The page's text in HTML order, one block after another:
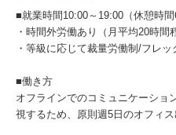
■就業時間10:00～19:00（休憩時間
・時間外労働あり（月平均20時間
・等級に応じて裁量労働制/フレ
■働き方
オフラインでのコミュニケーショ
視するため、原則週5日のオフィス